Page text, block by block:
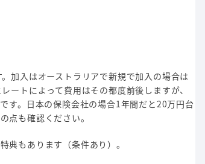
加入はオーストラリアで新規で加入の場合は
ートによって費用はその都度前後しますが、
す。日本の保険会社の場合1年間だと20万円台
点も確認ください。
典もあります（条件あり）。